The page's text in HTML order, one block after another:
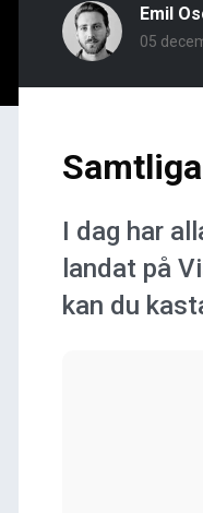
Emil
05
I dag har
landat på
kan du